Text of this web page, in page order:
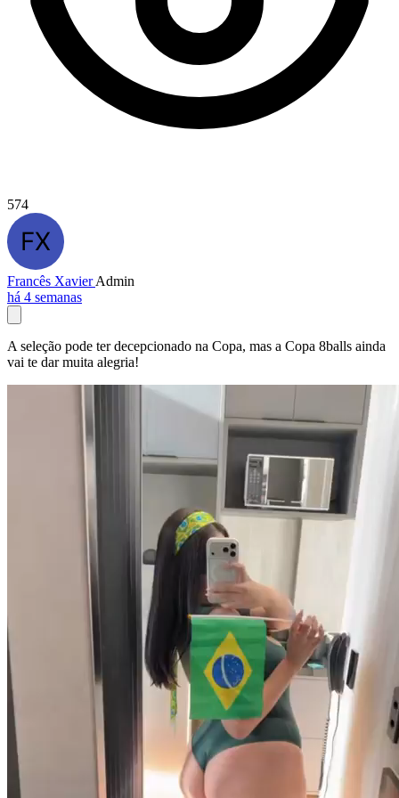
574
Francês XavierAdmin
há 4 semanas
A seleção pode ter decepcionado na Copa, mas a Copa 8balls ainda
vai te dar muita alegria!